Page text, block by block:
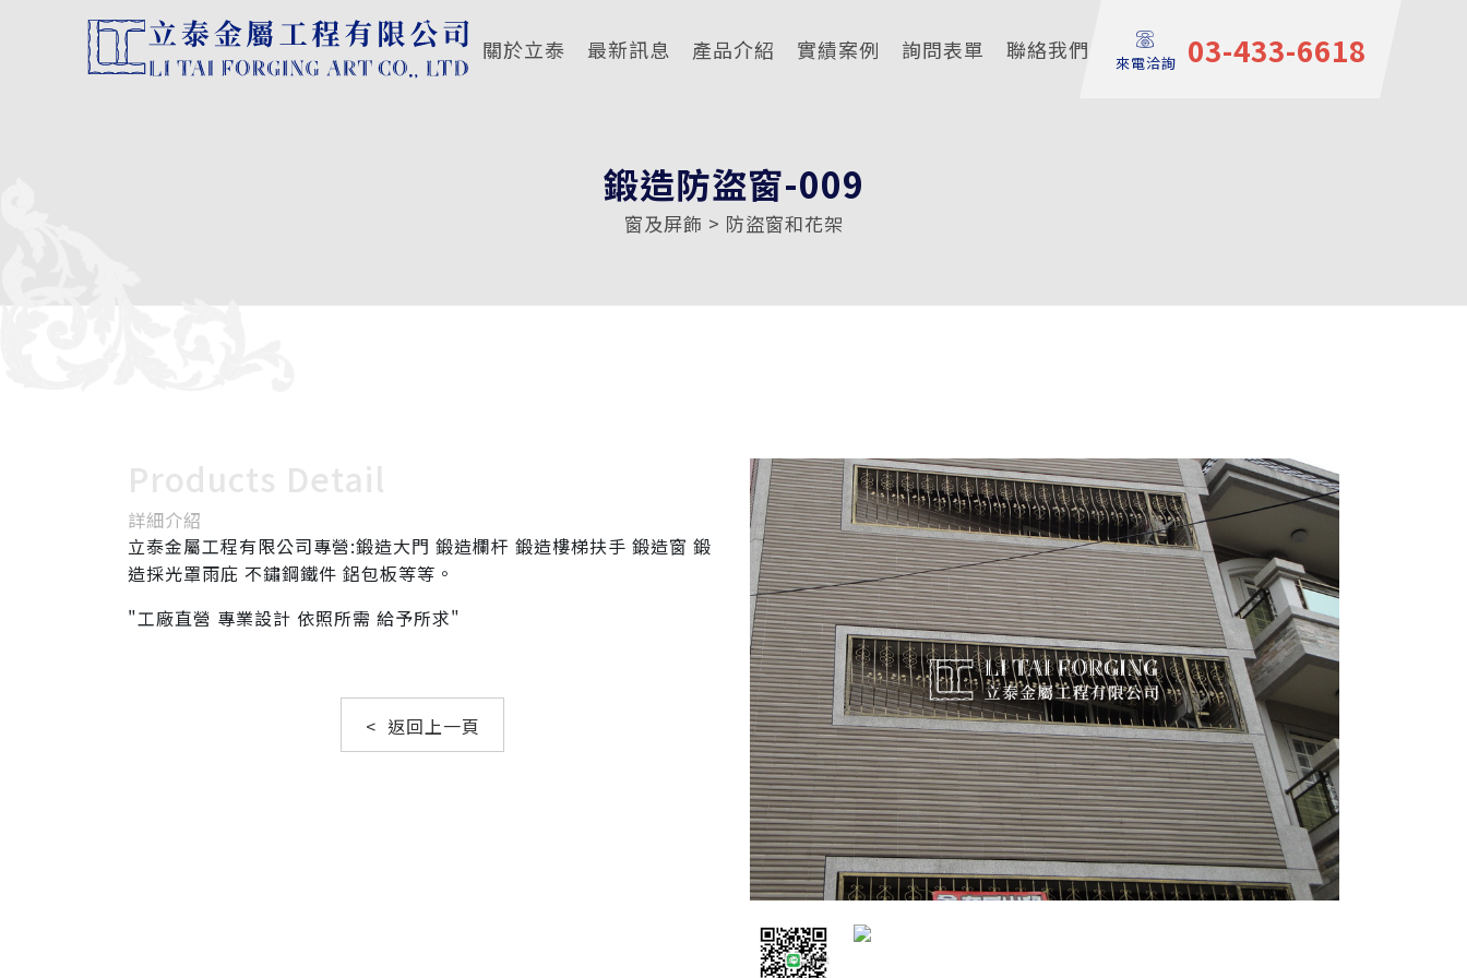
關於立泰 最新訊息 產品介紹 實績案例 詢問表單 聯絡我們 來電洽詢 03-433-6618
鍛造防盜窗-009
窗及屏飾 > 防盜窗和花架
Products Detail
詳細介紹
立泰金屬工程有限公司專營:鍛造大門 鍛造欄杆 鍛造樓梯扶手 鍛造窗 鍛
造採光罩雨庇 不鏽鋼鐵件 鋁包板等等。
"工廠直營 專業設計 依照所需 給予所求"
< 返回上一頁